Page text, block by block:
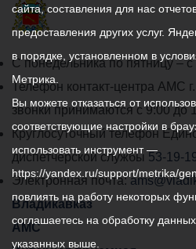
График
работы
администрации
местного
самоуправления
города
Владикавказ:
С понедельника по пятницу –
Телефон контакт-центра АМС
звонки принимаются с 9:00 до
Круглосуточный телефон
диспетчерской службы 53-19-
Электронная почта:
Владикавказ
АМС
сайта, составления для нас
предоставления других услуг.
в порядке, установленном в
Метрика.
Вы можете отказаться от
соответствующие настройки в
использовать инструмент —
https://yandex.ru/support/metrika/
повлиять на работу некоторых
соглашаетесь на обработку
указанных выше.